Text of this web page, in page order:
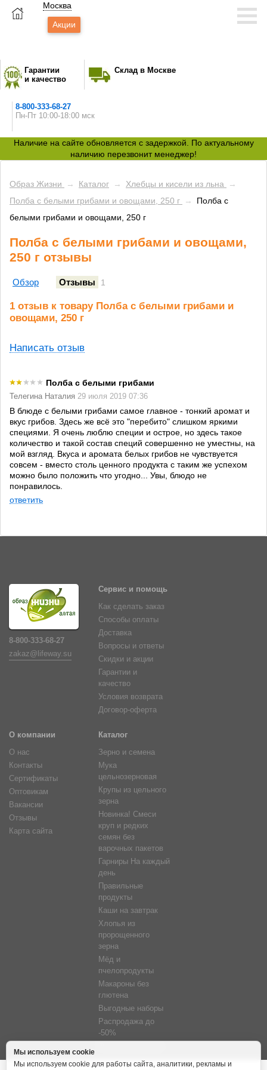
Москва
Акции
Гарантии
и качество
Склад в Москве
8-800-333-68-27
Пн-Пт 10:00-18:00 мск
Наличие на сайте обновляется с задержкой. По актуальному
наличию перезвонит менеджер!
Образ Жизни → Каталог → Хлебцы и кисели из льна
→
Полба с белыми грибами и овощами, 250 г
→
Полба с
белыми грибами и овощами, 250 г
Полба с белыми грибами и овощами,
250 г отзывы
Обзор Отзывы 1
1 отзыв к товару Полба с белыми грибами и
овощами, 250 г
Написать отзыв
Полба с белыми грибами
Телегина Наталия 29 июля 2019 07:36
В блюде с белыми грибами самое главное - тонкий аромат и
вкус грибов. Здесь же всё это "перебито" слишком яркими
специями. Я очень люблю специи и острое, но здесь такое
количество и такой состав специй совершенно не уместны, на
мой взгляд. Вкуса и аромата белых грибов не чувствуется
совсем - вместо столь ценного продукта с таким же успехом
можно было положить что угодно... Увы, блюдо не
понравилось.
ответить
8-800-333-68-27
zakaz@lifeway.su
Сервис и помощь
Как сделать заказ
Способы оплаты
Доставка
Вопросы и ответы
Скидки и акции
Гарантии и
качество
Условия возврата
Договор-оферта
О компании
О нас
Контакты
Сертификаты
Оптовикам
Вакансии
Отзывы
Карта сайта
Каталог
Зерно и семена
Мука
цельнозерновая
Крупы из цельного
зерна
Новинка! Смеси
круп и редких
семян без
варочных пакетов
Гарниры На каждый
день
Правильные
продукты
Каши на завтрак
Хлопья из
пророщенного
зерна
Мёд и
пчелопродукты
Макароны без
глютена
Выгодные наборы
Распродажа до
-50%
Мы используем cookie
Мы используем cookie для работы сайта, аналитики, рекламы и